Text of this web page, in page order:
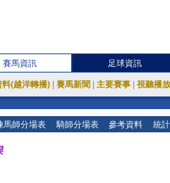
賽馬資訊 足球資訊
料(越洋轉播) 賽馬新聞 主要賽事 視聽播
馬師分場表 騎師分場表 參考資料 統